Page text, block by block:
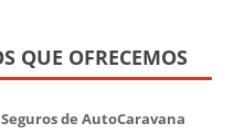
QUE OFRECEMOS
Seguros de AutoCaravana